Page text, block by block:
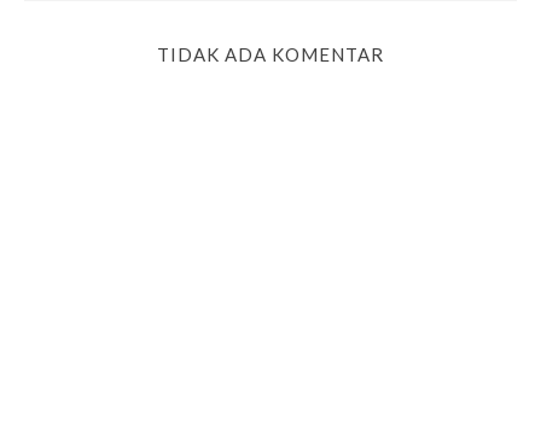
TIDAK ADA KOMENTAR